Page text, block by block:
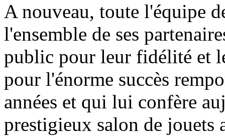
A nouveau, toute l'équipe
l'ensemble de ses
public pour leur fidélité et
pour l'énorme succès
années et qui lui confère
prestigieux salon de jouets